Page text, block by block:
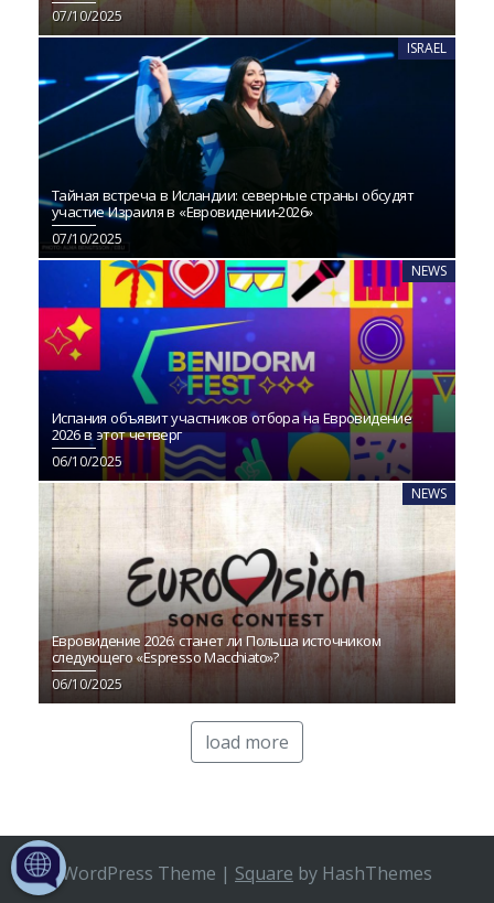
07/10/2025
ISRAEL
Тайная встреча в Исландии: северные страны обсудят
участие Израиля в «Евровидении‑2026»
07/10/2025
NEWS
Испания объявит участников отбора на Евровидение
2026 в этот четверг
06/10/2025
NEWS
Евровидение 2026: станет ли Польша источником
следующего «Espresso Macchiato»?
06/10/2025
load more
WordPress Theme | Square by HashThemes